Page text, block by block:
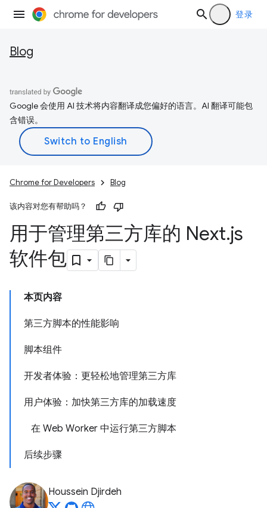
登录
Blog
Google 会使用 AI 技术将内容翻译成您偏好的语言。AI 翻译可能包
含错误。
Chrome for Developers Blog
该内容对您有帮助吗？
用于管理第三方库的 Next.js
软件包
本页内容
第三方脚本的性能影响
脚本组件
开发者体验：更轻松地管理第三方库
用户体验：加快第三方库的加载速度
在 Web Worker 中运行第三方脚本
后续步骤
Houssein Djirdeh